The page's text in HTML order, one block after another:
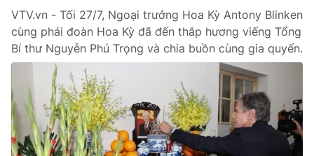
toasoan@vtv.vn
Liên hệ quảng cáo: 024-7300.7108
VTV.vn - Tối 27/7, Ngoại trưởng Hoa Kỳ Antony Blinken
cùng phái đoàn Hoa Kỳ đã đến thắp hương viếng Tổng
Bí thư Nguyễn Phú Trọng và chia buồn cùng gia quyến.